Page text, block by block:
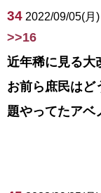
34 2022/09/05(月
>>16
近年稀に見る大
お前ら庶民はど
題やってたアベ